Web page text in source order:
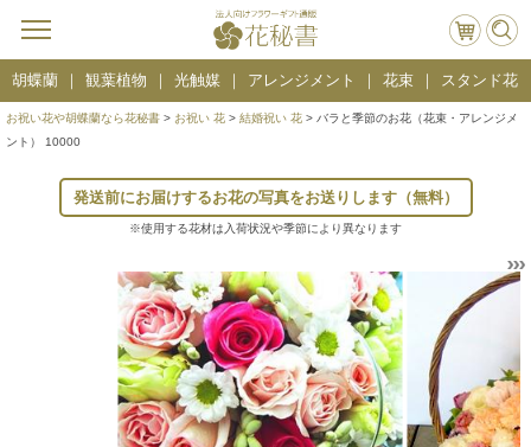
胡蝶蘭 観葉植物 光触媒 アレンジメント 花束 スタンド花
お祝い花や胡蝶蘭なら花秘書 > お祝い 花 > 結婚祝い 花 > バラと季節のお花（花束・アレンジメ
ント） 10000
発送前にお届けするお花の写真をお送りします（無料）
※使用する花材は入荷状況や季節により異なります